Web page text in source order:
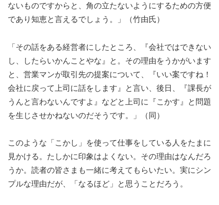
ないものですからと、角の立たないようにするための方便
であり知恵と言えるでしょう。」（竹由氏）
「その話をある経営者にしたところ、『会社ではできない
し、したらいかんことやな』と。その理由をうかがいます
と、営業マンが取引先の提案について、『いい案ですね！
会社に戻って上司に話をします』と言い、後日、『課長が
うんと言わないんですよ』などと上司に『こかす』と問題
を生じさせかねないのだそうです。」（同）
このような「こかし」を使って仕事をしている人をたまに
見かける。たしかに印象はよくない。その理由はなんだろ
うか。読者の皆さまも一緒に考えてもらいたい。実にシン
プルな理由だが、「なるほど」と思うことだろう。